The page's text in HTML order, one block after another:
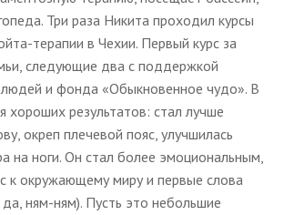
Три раза Никита проходил курсы
терапии в Чехии. Первый курс за
следующие два с поддержкой
и фонда «Обыкновенное чудо». В
хороших результатов: стал лучше
окреп плечевой пояс, улучшилась
на ноги. Он стал более эмоциональным,
к окружающему миру и первые слова
ням-ням). Пусть это небольшие